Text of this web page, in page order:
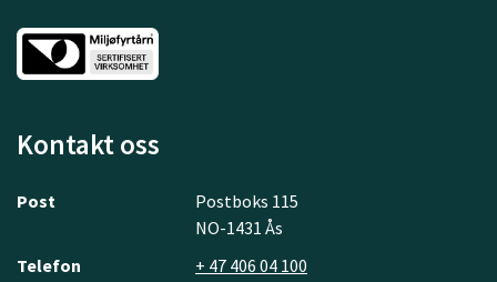
Kontakt oss
Post
Postboks 115
NO-1431 Ås
Telefon
+ 47 406 04 100